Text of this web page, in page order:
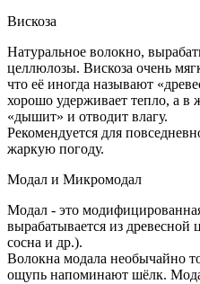
Вискоза
Натуральное волокно,
целлюлозы. Вискоза очень
что её иногда называют
хорошо удерживает тепло, а в
«дышит» и отводит влагу.
Рекомендуется для
жаркую погоду.
Модал и Микромодал
Модал - это
вырабатывается из древесной
сосна и др.).
Волокна модала необычайно
ощупь напоминают шёлк.